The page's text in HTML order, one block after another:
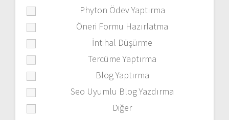
Phyton Ödev Yaptırma
Öneri Formu Hazırlatma
İntihal Düşürme
Tercüme Yaptırma
Blog Yaptırma
Seo Uyumlu Blog Yazdırma
Diğer